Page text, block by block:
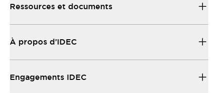
Ressources et documents
À propos d’IDEC
Engagements IDEC